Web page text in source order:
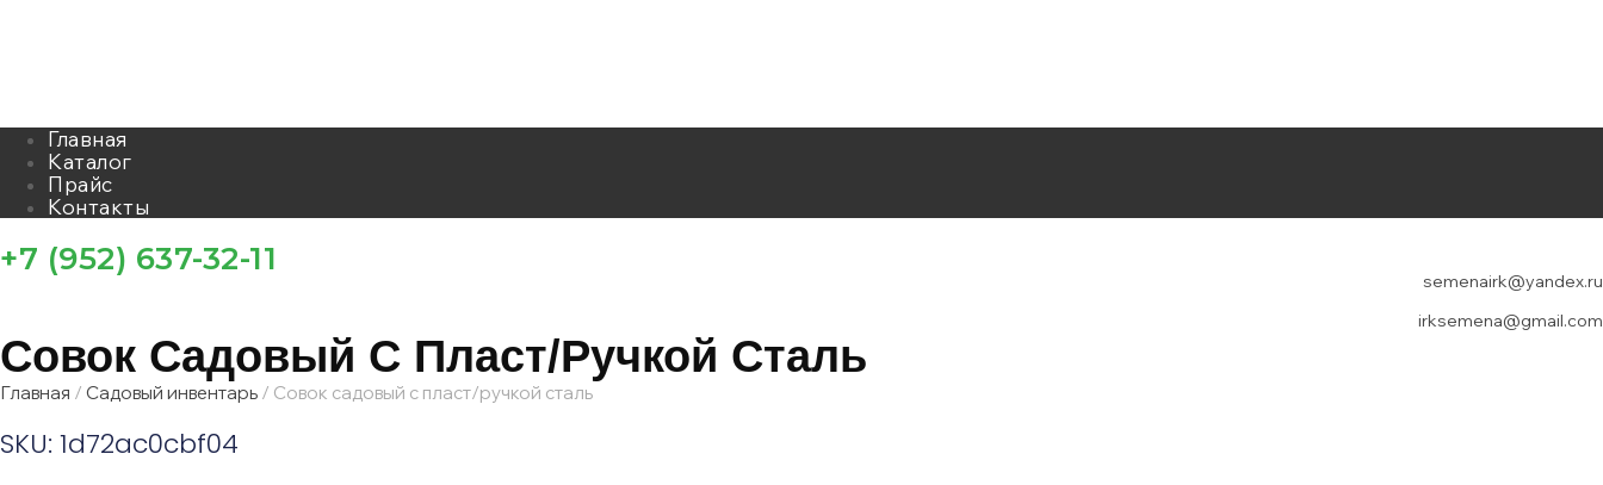
Главная
Каталог
Прайс
Контакты
+7 (952) 637-32-11
semenairk@yandex.ru
irksemena@gmail.com
Совок Садовый С Пласт/ручкой Сталь
Главная / Садовый инвентарь / Совок садовый с пласт/ручкой сталь
SKU: 1d72ac0cbf04